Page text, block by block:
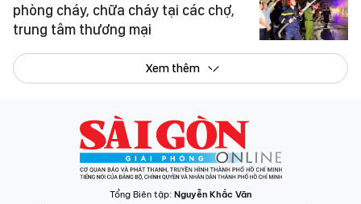
phòng cháy, chữa cháy tại các chợ,
trung tâm thương mại
Xem thêm
Tổng Biên tập: Nguyễn Khắc Văn